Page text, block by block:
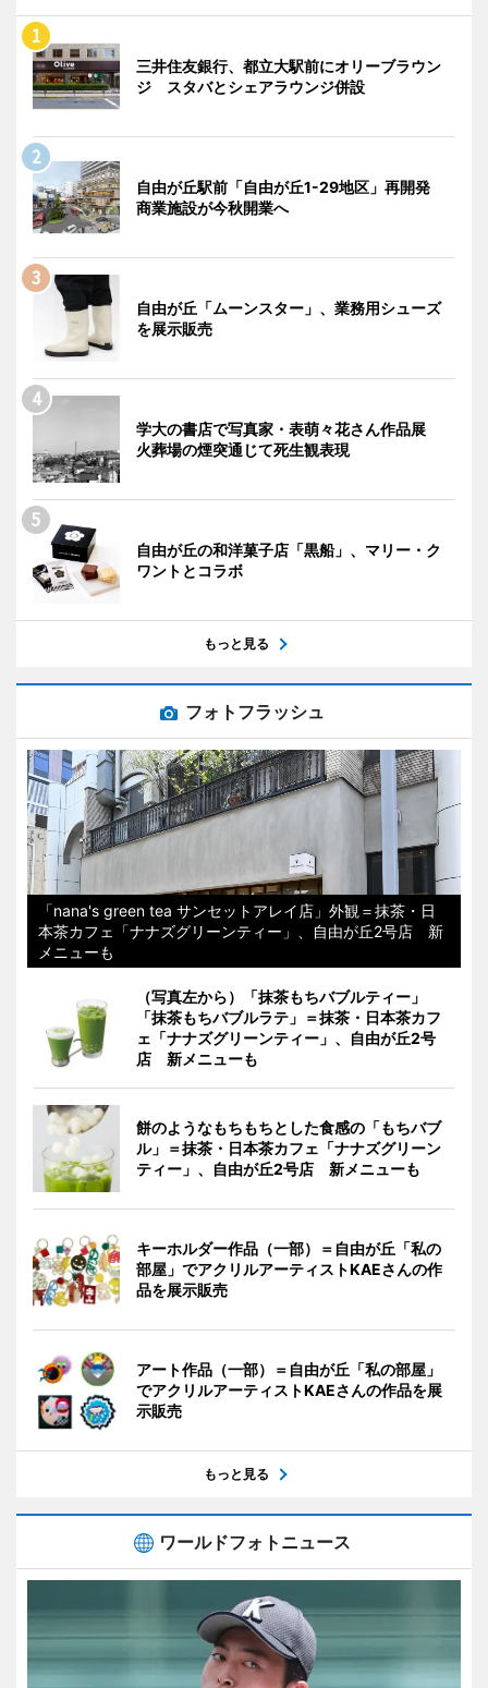
三井住友銀行、都立大駅前にオリーブラウン
ジ スタバとシェアラウンジ併設
自由が丘駅前「自由が丘1-29地区」再開発
商業施設が今秋開業へ
自由が丘「ムーンスター」、業務用シューズ
を展示販売
学大の書店で写真家・表萌々花さん作品展
火葬場の煙突通じて死生観表現
自由が丘の和洋菓子店「黒船」、マリー・ク
ワントとコラボ
もっと見る
フォトフラッシュ
「nana's green tea サンセットアレイ店」外観＝抹茶・日
本茶カフェ「ナナズグリーンティー」、自由が丘2号店 新
メニューも
（写真左から）「抹茶もちバブルティー」
「抹茶もちバブルラテ」＝抹茶・日本茶カフ
ェ「ナナズグリーンティー」、自由が丘2号
店 新メニューも
餅のようなもちもちとした食感の「もちバブ
ル」＝抹茶・日本茶カフェ「ナナズグリーン
ティー」、自由が丘2号店 新メニューも
キーホルダー作品（一部）＝自由が丘「私の
部屋」でアクリルアーティストKAEさんの作
品を展示販売
アート作品（一部）＝自由が丘「私の部屋」
でアクリルアーティストKAEさんの作品を展
示販売
もっと見る
ワールドフォトニュース